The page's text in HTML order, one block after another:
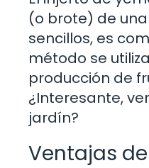
(o brote) de
sencillos, es
método se
producción de
¿Interesante,
jardín?
Ventajas